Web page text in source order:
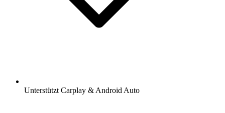
Unterstützt Carplay & Android Auto